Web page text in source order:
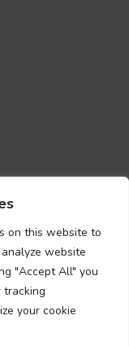
on this website to
website
"Accept All" you
your cookie